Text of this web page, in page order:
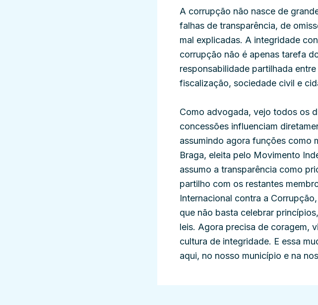
A corrupção não nasce de
falhas de transparência, de
mal explicadas. A integridade
corrupção não é apenas tarefa
responsabilidade partilhada
fiscalização, sociedade civil e
Como advogada, vejo todos os
concessões influenciam
assumindo agora funções como
Braga, eleita pelo Movimento
assumo a transparência como
partilho com os restantes
Internacional contra a
que não basta celebrar
leis. Agora precisa de coragem,
cultura de integridade. E essa
aqui, no nosso município e na